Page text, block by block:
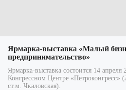
Ярмарка-выставка «Малый
предпринимательство»
Ярмарка-выставка состоится 14 апреля
Конгрессном Центре «Петроконгресс»
ст.м. Чкаловская).